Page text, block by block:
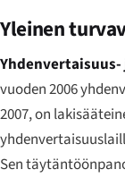
Yleinen
vuoden 2006
2007, on
Sen